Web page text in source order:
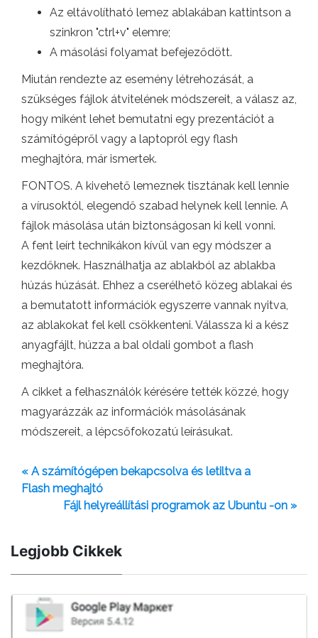
Az eltávolítható lemez ablakában kattintson a
szinkron "ctrl+v" elemre;
A másolási folyamat befejeződött.
Miután rendezte az esemény létrehozását, a
szükséges fájlok átvitelének módszereit, a válasz az,
hogy miként lehet bemutatni egy prezentációt a
számítógépről vagy a laptopról egy flash
meghajtóra, már ismertek.
FONTOS. A kivehető lemeznek tisztának kell lennie
a vírusoktól, elegendő szabad helynek kell lennie. A
fájlok másolása után biztonságosan ki kell vonni.
A fent leírt technikákon kívül van egy módszer a
kezdőknek. Használhatja az ablakból az ablakba
húzás húzását. Ehhez a cserélhető közeg ablakai és
a bemutatott információk egyszerre vannak nyitva,
az ablakokat fel kell csökkenteni. Válassza ki a kész
anyagfájlt, húzza a bal oldali gombot a flash
meghajtóra.
A cikket a felhasználók kérésére tették közzé, hogy
magyarázzák az információk másolásának
módszereit, a lépcsőfokozatú leírásukat.
« A számítógépen bekapcsolva és letiltva a
Flash meghajtó
Fájl helyreállítási programok az Ubuntu -on »
Legjobb Cikkek